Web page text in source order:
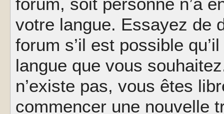
votre langue. Essayez de
forum s’il est possible
langue que vous
n’existe pas, vous êtes
commencer une nouvelle